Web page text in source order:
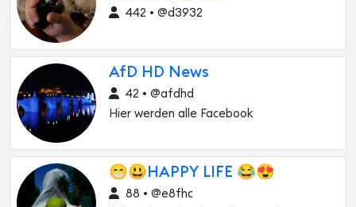
442 • @d3932
AfD HD News
42 • @afdhd
Hier werden alle Facebook
😁😃HAPPY LIFE 😂😍
88 • @e8fhc